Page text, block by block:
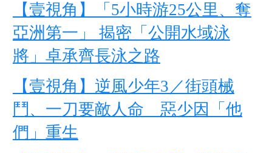
【壹視角】「5小時游25公里、奪
亞洲第一」 揭密「公開水域泳
將」卓承齊長泳之路
【壹視角】逆風少年3／街頭械
鬥、一刀要敵人命 惡少因「他
們」重生